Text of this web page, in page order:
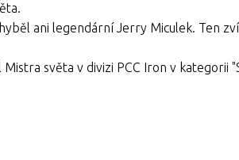
ani legendární Jerry Miculek. Ten
světa v divizi PCC Iron v kategorii